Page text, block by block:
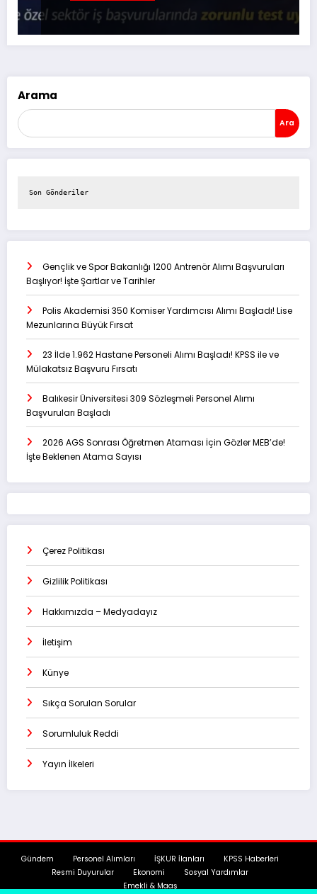
Arama
Ara
Son Gönderiler
Gençlik ve Spor Bakanlığı 1200 Antrenör Alımı Başvuruları
Başlıyor! İşte Şartlar ve Tarihler
Polis Akademisi 350 Komiser Yardımcısı Alımı Başladı! Lise
Mezunlarına Büyük Fırsat
23 İlde 1.962 Hastane Personeli Alımı Başladı! KPSS ile ve
Mülakatsız Başvuru Fırsatı
Balıkesir Üniversitesi 309 Sözleşmeli Personel Alımı
Başvuruları Başladı
2026 AGS Sonrası Öğretmen Ataması İçin Gözler MEB’de!
İşte Beklenen Atama Sayısı
Çerez Politikası
Gizlilik Politikası
Hakkımızda – Medyadayız
İletişim
Künye
Sıkça Sorulan Sorular
Sorumluluk Reddi
Yayın İlkeleri
Gündem Personel Alımları İŞKUR İlanları
KPSS Haberleri
Resmi Duyurular
Ekonomi
Sosyal Yardımlar
Emekli & Maaş